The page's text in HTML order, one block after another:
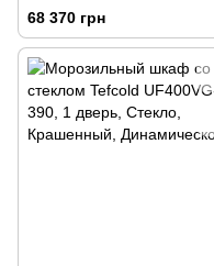
68 370 грн